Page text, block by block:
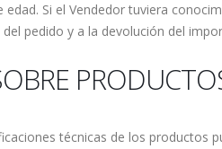
edad. Si el Vendedor tuviera
pedido y a la devolución del
técnicas de los